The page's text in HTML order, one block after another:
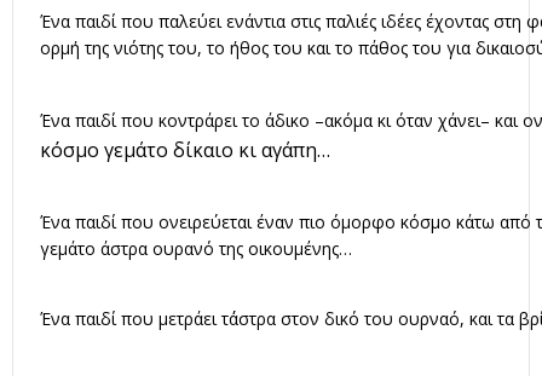
Ένα παιδί που παλεύει ενάντια στις παλιές ιδέες έχοντας στη
ορμή της νιότης του, το ήθος του και το πάθος του για
Ένα παιδί που κοντράρει το άδικο –ακόμα κι όταν χάνει– και
κόσμο γεμάτο δίκαιο κι αγάπη…
Ένα παιδί που ονειρεύεται έναν πιο όμορφο κόσμο κάτω από
γεμάτο άστρα ουρανό της οικουμένης…
Ένα παιδί που μετράει τ΄άστρα στον δικό του ουρναό, και τα